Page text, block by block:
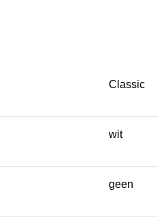
Classic
wit
geen